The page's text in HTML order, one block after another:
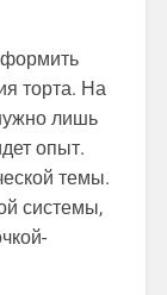
торта. На
лишь
опыт.
темы.
системы,